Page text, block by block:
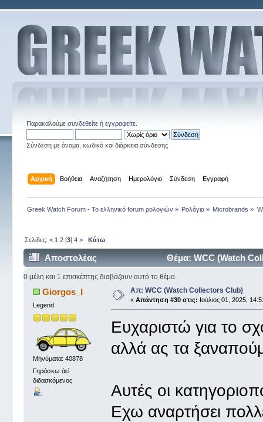
Παρακαλούμε συνδεθείτεή εγγραφείτε.
Σύνδεση με όνομα, κωδικό και διάρκεια σύνδεσης
Αρχική Βοήθεια Αναζήτηση Ημερολόγιο Σύνδεση Εγγραφή
Greek Watch Forum - Το ελληνικό forum ρολογιών » Ρολόγια » Microbrands »
Σελίδες: < 1 2[3] 4 > Κάτω
Αποστολέας Θέμα: WCC (Watch
0 μέλη και 1 επισκέπτης διαβάζουν αυτό το θέμα.
Giorgos_I
Legend
Μηνύματα: 40878
Γηράσκω ἀεὶ
διδασκόμενος
Απ: WCC (Watch Collectors Club)
« Απάντηση #30 στις: Ιούλιος 01, 2025,
Ευχαριστώ για το
αλλά ας τα
Αυτές οι
Εχω αναρτήσει